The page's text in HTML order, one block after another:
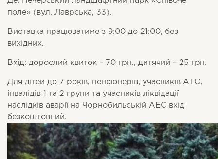
поле» (вул. Лаврська, 33).
Виставка працюватиме з 9:00 до 21:00, без
вихідних.
Вхід: дорослий квиток – 70 грн., дитячий – 25 грн.
Для дітей до 7 років, пенсіонерів, учасників АТО,
інвалідів 1 та 2 групи та учасників ліквідації
наслідків аварії на Чорнобильській АЕС вхід
безкоштовний.